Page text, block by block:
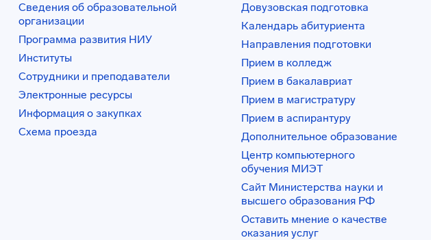
Сведения об образовательной
организации
Программа развития НИУ
Институты
Сотрудники и преподаватели
Электронные ресурсы
Информация о закупках
Схема проезда
Довузовская подготовка
Календарь абитуриента
Направления подготовки
Прием в колледж
Прием в бакалавриат
Прием в магистратуру
Прием в аспирантуру
Дополнительное образование
Центр компьютерного
обучения МИЭТ
Сайт Министерства науки и
высшего образования РФ
Оставить мнение о качестве
оказания услуг